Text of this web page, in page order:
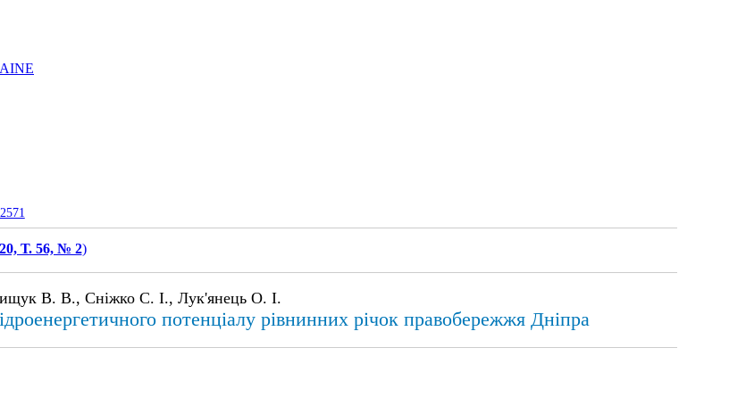
Т. 56, № 2)
В. В., Сніжко С. І., Лук'янець О. І.
потенціалу рівнинних річок правобережжя Дніпра